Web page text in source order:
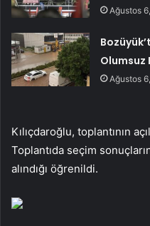
Ağustos
Olumsuz
Ağustos
Kılıçdaroğlu, toplantının
Toplantıda seçim
alındığı öğrenildi.